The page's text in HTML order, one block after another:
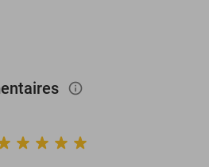
info_outlined